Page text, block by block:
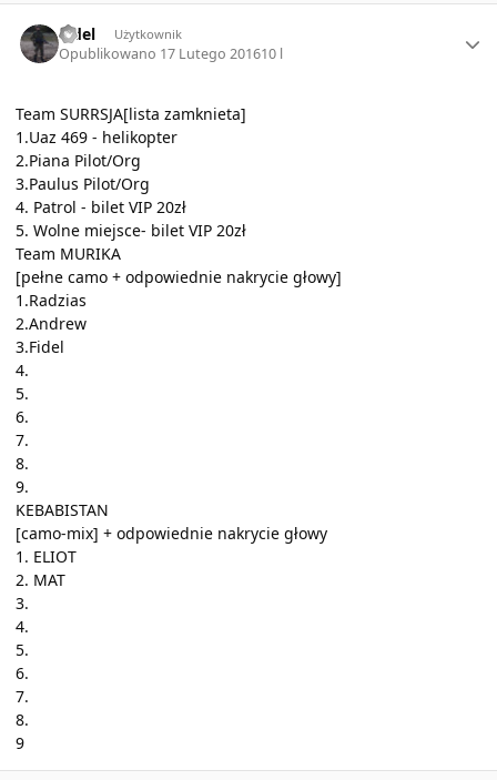
Fidel Użytkownik
Opublikowano 17 Lutego 201610 l
Team SURRSJA[lista zamknieta]
1.Uaz 469 - helikopter
2.Piana Pilot/Org
3.Paulus Pilot/Org
4. Patrol - bilet VIP 20zł
5. Wolne miejsce- bilet VIP 20zł
Team MURIKA
[pełne camo + odpowiednie nakrycie głowy]
1.Radzias
2.Andrew
3.Fidel
4.
5.
6.
7.
8.
9.
KEBABISTAN
[camo-mix] + odpowiednie nakrycie głowy
1. ELIOT
2. MAT
3.
4.
5.
6.
7.
8.
9